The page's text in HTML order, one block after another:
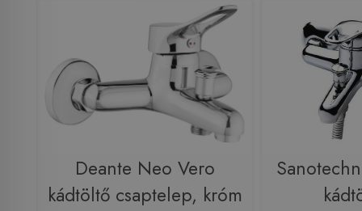
Deante Neo Vero
kádtöltő csaptelep, króm